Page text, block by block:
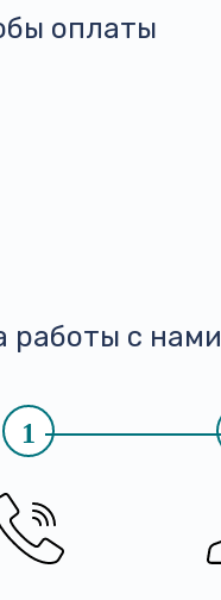
оплаты
работы с нами
1